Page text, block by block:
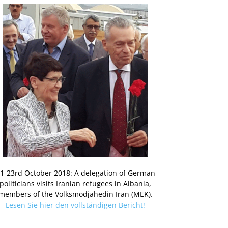
23rd October 2018: A delegation of German
politicians visits Iranian refugees in Albania,
of the Volksmodjahedin Iran (MEK).
Lesen Sie hier den vollständigen Bericht!